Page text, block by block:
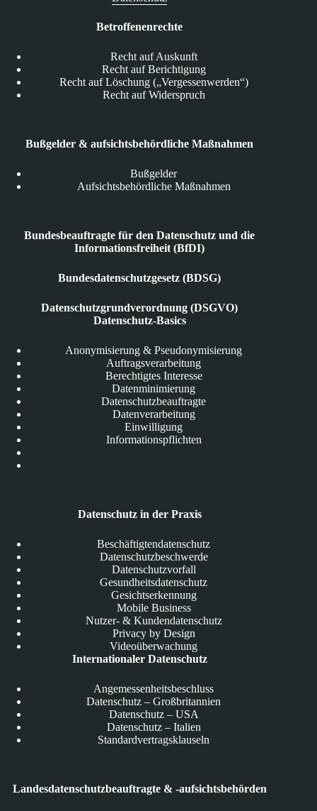
Betroffenenrechte
Recht auf Auskunft
Recht auf Berichtigung
Recht auf Löschung („Vergessenwerden“)
Recht auf Widerspruch
Bußgelder & aufsichtsbehördliche Maßnahmen
Bußgelder
Aufsichtsbehördliche Maßnahmen
Bundesbeauftragte für den Datenschutz und die
Informationsfreiheit (BfDI)
Bundesdatenschutzgesetz (BDSG)
Datenschutzgrundverordnung (DSGVO)
Datenschutz-Basics
Anonymisierung & Pseudonymisierung
Auftragsverarbeitung
Berechtigtes Interesse
Datenminimierung
Datenschutzbeauftragte
Datenverarbeitung
Einwilligung
Informationspflichten
Datenschutz in der Praxis
Beschäftigtendatenschutz
Datenschutzbeschwerde
Datenschutzvorfall
Gesundheitsdatenschutz
Gesichtserkennung
Mobile Business
Nutzer- & Kundendatenschutz
Privacy by Design
Videoüberwachung
Internationaler Datenschutz
Angemessenheitsbeschluss
Datenschutz – Großbritannien
Datenschutz – USA
Datenschutz – Italien
Standardvertragsklauseln
Landesdatenschutzbeauftragte & -aufsichtsbehörden